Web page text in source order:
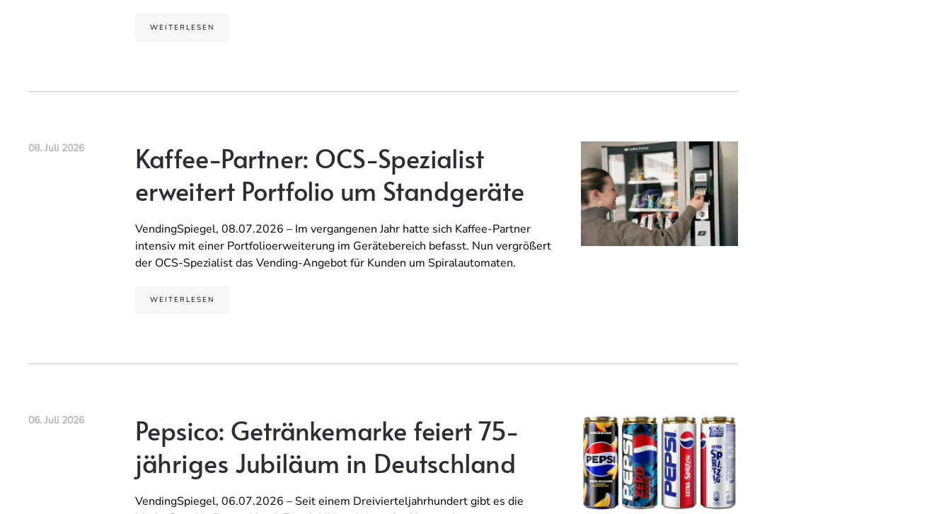
WEITERLESEN
08. Juli 2026
Kaffee-Partner: OCS-Spezialist
erweitert Portfolio um Standgeräte
VendingSpiegel, 08.07.2026 – Im vergangenen Jahr hatte sich Kaffee-Partner
intensiv mit einer Portfolioerweiterung im Gerätebereich befasst. Nun vergrößert
der OCS-Spezialist das Vending-Angebot für Kunden um Spiralautomaten.
WEITERLESEN
06. Juli 2026
Pepsico: Getränkemarke feiert 75-
jähriges Jubiläum in Deutschland
VendingSpiegel, 06.07.2026 – Seit einem Dreivierteljahrhundert gibt es die